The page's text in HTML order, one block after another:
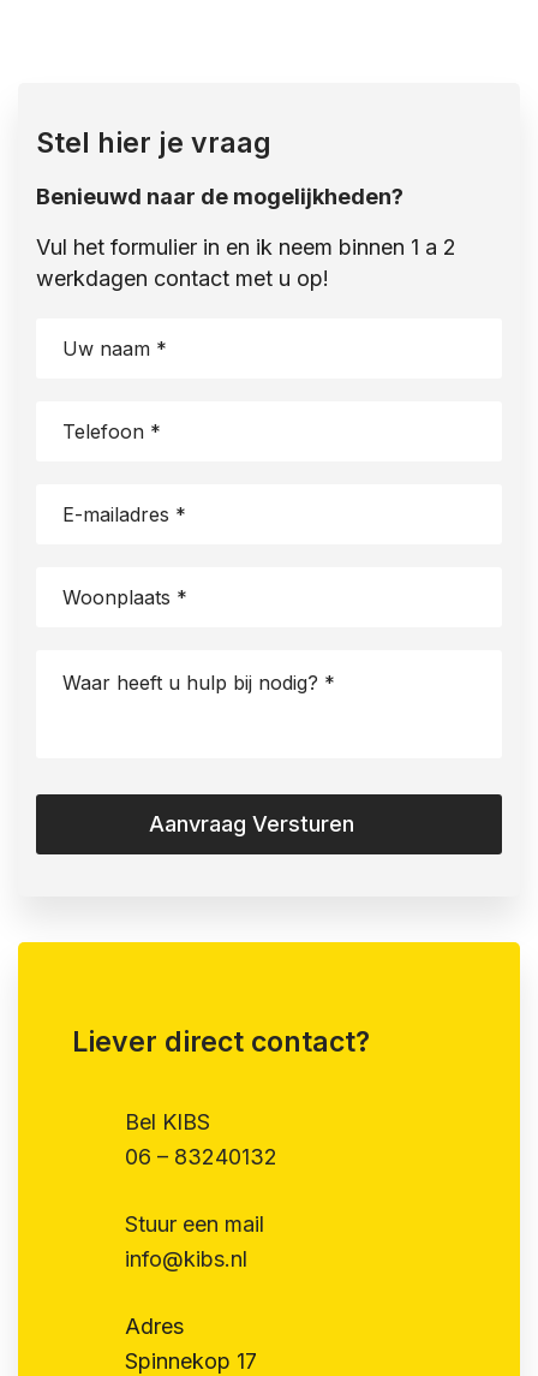
Stel hier je vraag
Benieuwd naar de mogelijkheden?
Vul het formulier in en ik neem binnen 1 a 2
werkdagen contact met u op!
heeft
bij
*
Liever direct contact?
Bel KIBS
06 – 83240132
Stuur een mail
info@kibs.nl
Adres
Spinnekop 17